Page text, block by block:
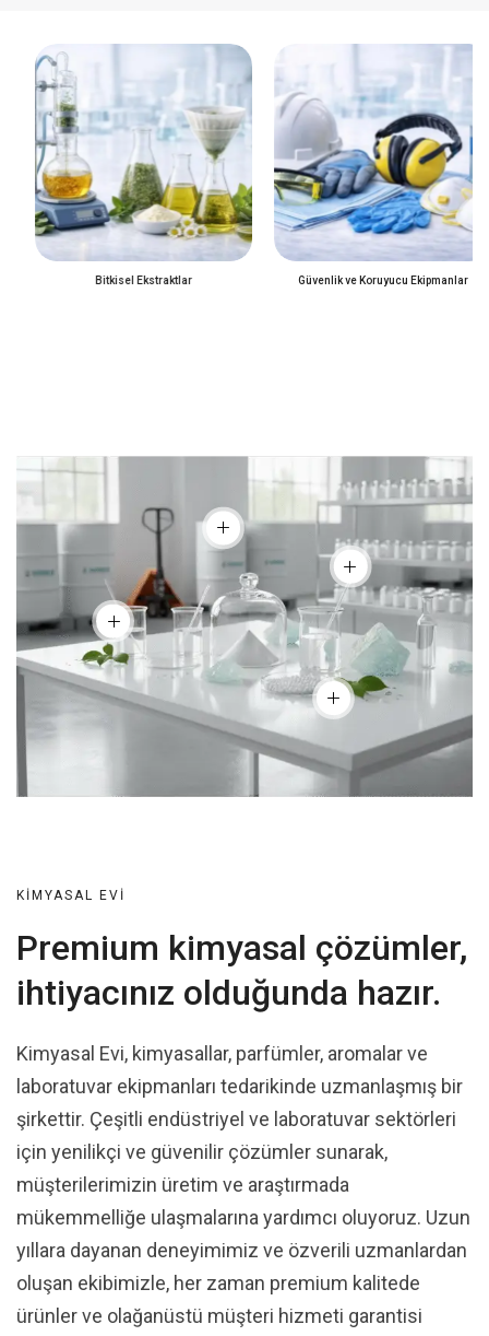
Bitkisel Ekstraktlar Güvenlik ve Koruyucu Ekipmanlar
KIMYASAL EVI
Premium kimyasal çözümler,
ihtiyacınız olduğunda hazır.
Kimyasal Evi, kimyasallar, parfümler, aromalar ve
laboratuvar ekipmanları tedarikinde uzmanlaşmış bir
şirkettir. Çeşitli endüstriyel ve laboratuvar sektörleri
için yenilikçi ve güvenilir çözümler sunarak,
müşterilerimizin üretim ve araştırmada
mükemmelliğe ulaşmalarına yardımcı oluyoruz. Uzun
yıllara dayanan deneyimimiz ve özverili uzmanlardan
oluşan ekibimizle, her zaman premium kalitede
ürünler ve olağanüstü müşteri hizmeti garantisi